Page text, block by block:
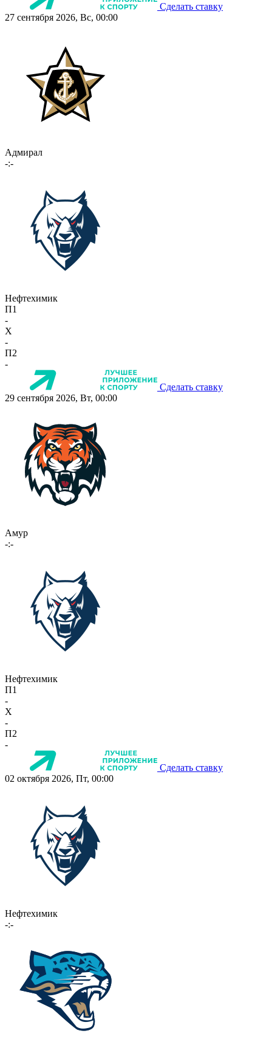
Сделать ставку
27 сентября 2026, Вс, 00:00
Адмирал
-:-
Нефтехимик
П1
-
X
-
П2
-
Сделать ставку
29 сентября 2026, Вт, 00:00
Амур
-:-
Нефтехимик
П1
-
X
-
П2
-
Сделать ставку
02 октября 2026, Пт, 00:00
Нефтехимик
-:-